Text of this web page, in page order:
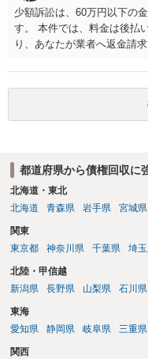
ところです。一方、チケッ
合わせにならずに済むかも
あったり特別席であったり
ん。当該チケットがチケッ
該当し、券面上使用者が指
外に選択肢がない場合もあ
法的には「当事者の合理的
必要になると思われます。
少額訴訟は、60万円以下の
す。 本件では、料金は後払
り、あなたが業者へ返金請
在確認請求訴訟を提起する
業者へ（原契約のクーリン
の通知書を送り、もし訴訟
争う、というやり方がベタ
都道府県から債権回収に
北海道・東北
北海道
青森県 岩手県 宮城県
関東
東京都
神奈川県 千葉県 埼
北陸・甲信越
新潟県
長野県 山梨県 石川県
東海
愛知県
静岡県 岐阜県 三重県
関西